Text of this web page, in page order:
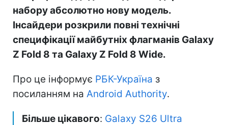
набору абсолютно нову модель.
Інсайдери розкрили повні технічні
специфікації майбутніх флагманів Galaxy
Z Fold 8 та Galaxy Z Fold 8 Wide.
Про це інформує РБК-Україна з
посиланням на Android Authority.
Більше цікавого: Galaxy S26 Ultra